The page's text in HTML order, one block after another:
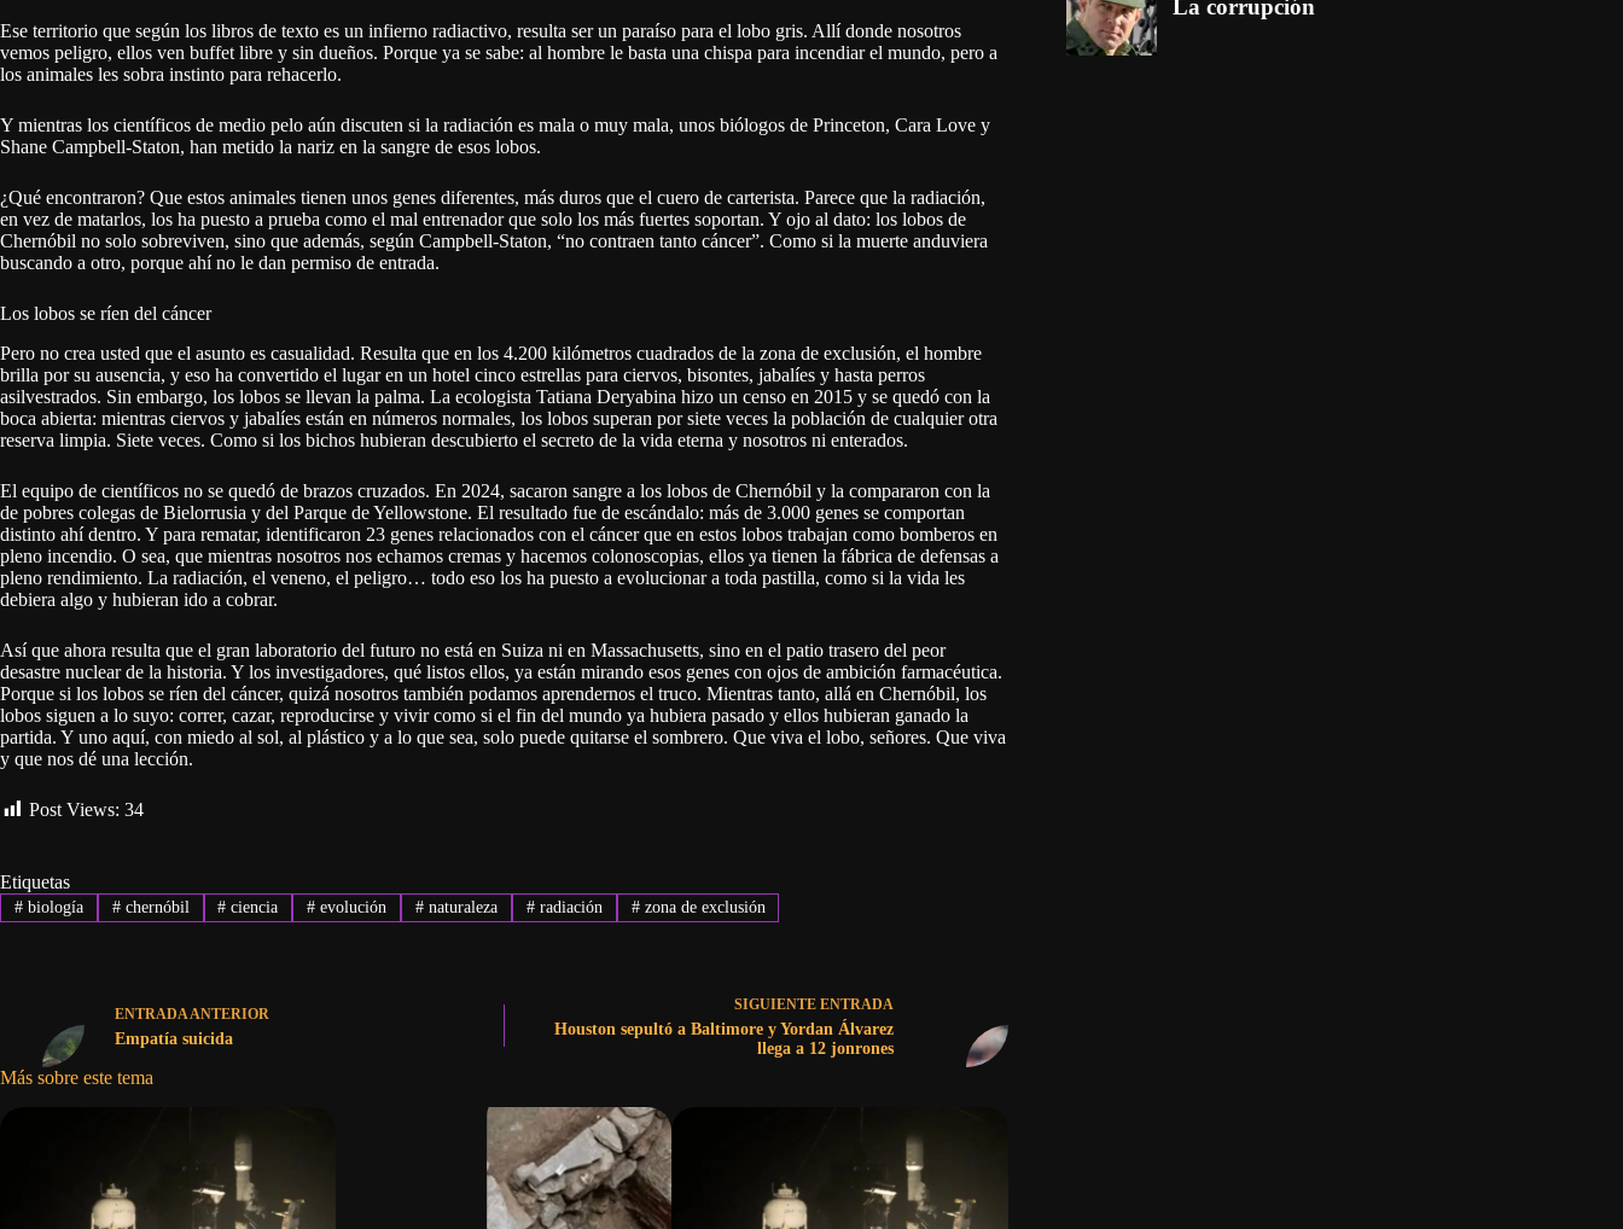
Ese territorio que según los libros de texto es un infierno radiactivo, resulta ser un paraíso para el lobo gris. Allí donde nosotros
vemos peligro, ellos ven buffet libre y sin dueños. Porque ya se sabe: al hombre le basta una chispa para incendiar el mundo, pero a
los animales les sobra instinto para rehacerlo.
Y mientras los científicos de medio pelo aún discuten si la radiación es mala o muy mala, unos biólogos de Princeton, Cara Love y
Shane Campbell-Staton, han metido la nariz en la sangre de esos lobos.
¿Qué encontraron? Que estos animales tienen unos genes diferentes, más duros que el cuero de carterista. Parece que la radiación,
en vez de matarlos, los ha puesto a prueba como el mal entrenador que solo los más fuertes soportan. Y ojo al dato: los lobos de
Chernóbil no solo sobreviven, sino que además, según Campbell-Staton, “no contraen tanto cáncer”. Como si la muerte anduviera
buscando a otro, porque ahí no le dan permiso de entrada.
Los lobos se ríen del cáncer
Pero no crea usted que el asunto es casualidad. Resulta que en los 4.200 kilómetros cuadrados de la zona de exclusión, el hombre
brilla por su ausencia, y eso ha convertido el lugar en un hotel cinco estrellas para ciervos, bisontes, jabalíes y hasta perros
asilvestrados. Sin embargo, los lobos se llevan la palma. La ecologista Tatiana Deryabina hizo un censo en 2015 y se quedó con la
boca abierta: mientras ciervos y jabalíes están en números normales, los lobos superan por siete veces la población de cualquier otra
reserva limpia. Siete veces. Como si los bichos hubieran descubierto el secreto de la vida eterna y nosotros ni enterados.
El equipo de científicos no se quedó de brazos cruzados. En 2024, sacaron sangre a los lobos de Chernóbil y la compararon con la
de pobres colegas de Bielorrusia y del Parque de Yellowstone. El resultado fue de escándalo: más de 3.000 genes se comportan
distinto ahí dentro. Y para rematar, identificaron 23 genes relacionados con el cáncer que en estos lobos trabajan como bomberos en
pleno incendio. O sea, que mientras nosotros nos echamos cremas y hacemos colonoscopias, ellos ya tienen la fábrica de defensas a
pleno rendimiento. La radiación, el veneno, el peligro… todo eso los ha puesto a evolucionar a toda pastilla, como si la vida les
debiera algo y hubieran ido a cobrar.
Así que ahora resulta que el gran laboratorio del futuro no está en Suiza ni en Massachusetts, sino en el patio trasero del peor
desastre nuclear de la historia. Y los investigadores, qué listos ellos, ya están mirando esos genes con ojos de ambición farmacéutica.
Porque si los lobos se ríen del cáncer, quizá nosotros también podamos aprendernos el truco. Mientras tanto, allá en Chernóbil, los
lobos siguen a lo suyo: correr, cazar, reproducirse y vivir como si el fin del mundo ya hubiera pasado y ellos hubieran ganado la
partida. Y uno aquí, con miedo al sol, al plástico y a lo que sea, solo puede quitarse el sombrero. Que viva el lobo, señores. Que viva
y que nos dé una lección.
Post Views: 34
Etiquetas
#biología #chernóbil # ciencia # evolución # naturaleza #radiación #zona de exclusión
ENTRADAANTERIOR
Empatía suicida
SIGUIENTE ENTRADA
Houston sepultó a Baltimore y Yordan Álvarez
llega a 12 jonrones
Más sobre este tema